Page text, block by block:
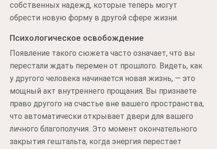
собственных надежд, которые теперь могут
обрести новую форму в другой сфере жизни.
Психологическое освобождение
Появление такого сюжета часто означает, что вы
перестали ждать перемен от прошлого. Видеть, как
у другого человека начинается новая жизнь, — это
мощный акт внутреннего прощания. Вы признаете
право другого на счастье вне вашего пространства,
что автоматически открывает двери для вашего
личного благополучия. Это момент окончательного
закрытия гештальта, когда энергия перестает